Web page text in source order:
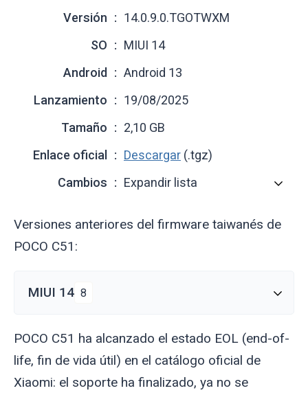
Versión
14.0.9.0.TGOTWXM
SO
MIUI 14
Android
Android 13
Lanzamiento
19/08/2025
Tamaño
2,10 GB
Enlace oficial
Descargar (.tgz)
Cambios
Expandir lista
Versiones anteriores del firmware taiwanés de
POCO C51:
MIUI 14 8
POCO C51 ha alcanzado el estado EOL (end-of-
life, fin de vida útil) en el catálogo oficial de
Xiaomi: el soporte ha finalizado, ya no se